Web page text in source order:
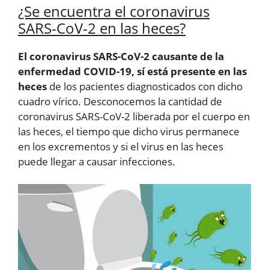
¿Se encuentra el coronavirus
SARS-CoV-2 en las heces?
El coronavirus SARS-CoV-2 causante de la
enfermedad COVID-19, sí está presente en las
heces de los pacientes diagnosticados con dicho
cuadro vírico. Desconocemos la cantidad de
coronavirus SARS-CoV-2 liberada por el cuerpo en
las heces, el tiempo que dicho virus permanece
en los excrementos y si el virus en las heces
puede llegar a causar infecciones.